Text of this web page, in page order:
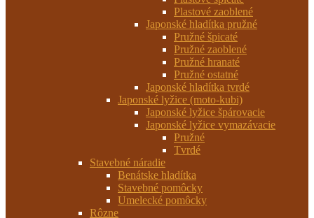
Plastové zaoblené
Japonské hladítka pružné
Pružné špicaté
Pružné zaoblené
Pružné hranaté
Pružné ostatné
Japonské hladítka tvrdé
Japonské lyžice (moto-kubi)
Japonské lyžice špárovacie
Japonské lyžice vymazávacie
Pružné
Tvrdé
Stavebné náradie
Benátske hladítka
Stavebné pomôcky
Umelecké pomôcky
Rôzne